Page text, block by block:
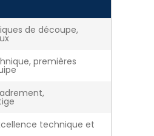
de découpe,
premières
technique et